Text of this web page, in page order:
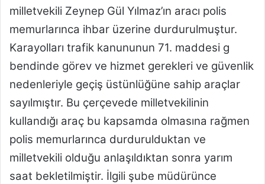
milletvekili Zeynep Gül Yılmaz’ın aracı polis
memurlarınca ihbar üzerine durdurulmuştur.
Karayolları trafik kanununun 71. maddesi g
bendinde görev ve hizmet gerekleri ve güvenlik
nedenleriyle geçiş üstünlüğüne sahip araçlar
sayılmıştır. Bu çerçevede milletvekilinin
kullandığı araç bu kapsamda olmasına rağmen
polis memurlarınca durdurulduktan ve
milletvekili olduğu anlaşıldıktan sonra yarım
saat bekletilmiştir. İlgili şube müdürünce